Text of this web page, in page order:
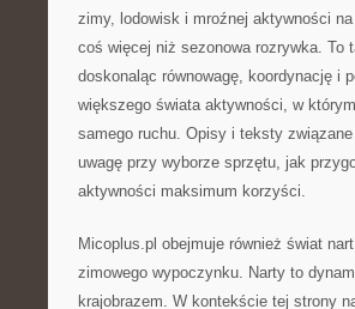
zimy, lodowisk i mroźnej aktywności
coś więcej niż sezonowa rozrywka. To
doskonaląc równowagę, koordynację i
większego świata aktywności, w
samego ruchu. Opisy i teksty
uwagę przy wyborze sprzętu, jak
aktywności maksimum korzyści.
Micoplus.pl obejmuje również świat
zimowego wypoczynku. Narty to
krajobrazem. W kontekście tej strony